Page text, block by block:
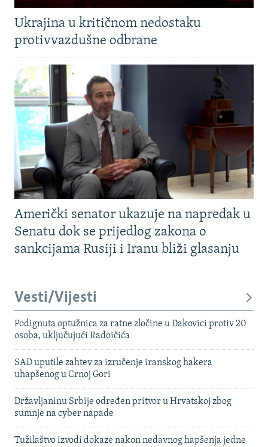
Ukrajina u kritičnom nedostaku
protivvazdušne odbrane
Američki senator ukazuje na napredak u
Senatu dok se prijedlog zakona o
sankcijama Rusiji i Iranu bliži glasanju
Vesti/Vijesti
Podignuta optužnica za ratne zločine u Đakovici protiv 20
osoba, uključujući Radoičića
SAD uputile zahtev za izručenje iranskog hakera
uhapšenog u Crnoj Gori
Državljaninu Srbije određen pritvor u Hrvatskoj zbog
sumnje na cyber napade
Tužilaštvo izvodi dokaze nakon nedavnog hapšenja jedne